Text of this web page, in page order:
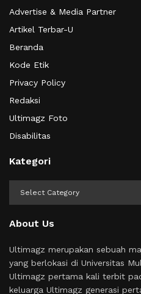
Advertise & Media Partner
Artikel Terbar-U
Beranda
Kode Etik
Privacy Policy
Redaksi
Ultimagz Foto
Disabilitas
Kategori
About Us
Ultimagz merupakan sebuah
yang berlokasi di Universitas
Ultimagz pertama kali terbit
keluarga Ultimagz generasi